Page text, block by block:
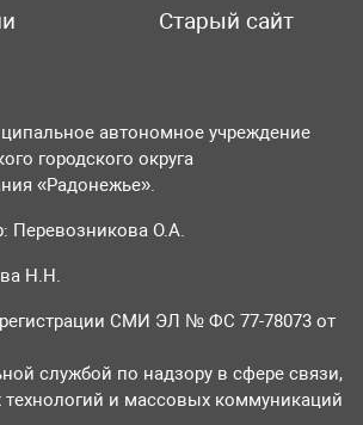
Старый сайт
автономное учреждение
городского округа
«Радонежье».
Перевозникова О.А.
Н.Н.
СМИ ЭЛ № ФС 77-78073 от
службой по надзору в сфере связи,
и массовых коммуникаций